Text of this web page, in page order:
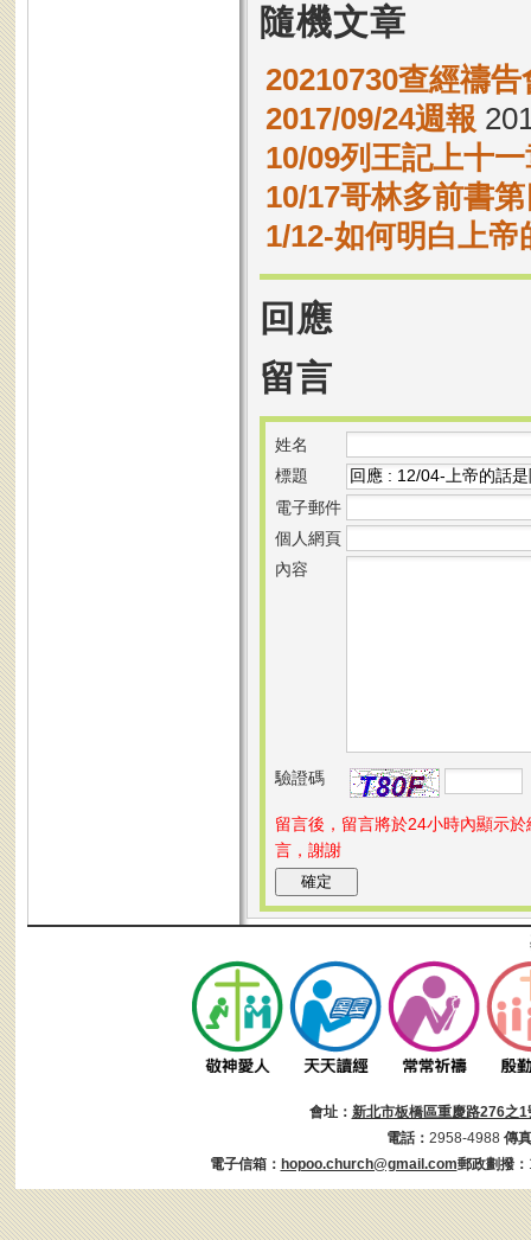
隨機文章
20210730查經禱告
2017/09/24週報
10/09列王記上十
10/17哥林多前書
1/12-如何明白上帝
回應
留言
姓名
標題
電子郵件
個人網頁
內容
驗證碼
留言後，留言將於24小時內顯示
言，謝謝
會址： 新北市板橋區重慶路276之1
電話： 2958-4988 傳
電子信箱： hopoo.church@gmail.com郵政劃撥：